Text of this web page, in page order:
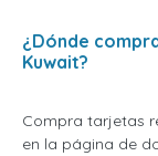
¿Dónde
Kuwait?
Compra tarjetas
en la página de